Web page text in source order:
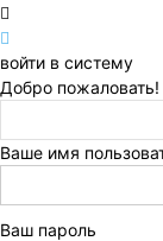
войти в систему
Добро
Ваше имя
Ваш пароль